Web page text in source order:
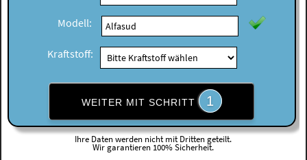
Modell:
Kraftstoff:
WEITER MIT SCHRITT 1
Ihre Daten werden nicht mit Dritten geteilt.
Wir garantieren 100% Sicherheit.